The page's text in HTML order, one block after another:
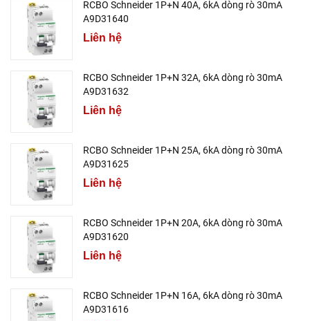
RCBO Schneider 1P+N 40A, 6kA dòng rò 30mA
A9D31640
Liên hệ
RCBO Schneider 1P+N 32A, 6kA dòng rò 30mA
A9D31632
Liên hệ
RCBO Schneider 1P+N 25A, 6kA dòng rò 30mA
A9D31625
Liên hệ
RCBO Schneider 1P+N 20A, 6kA dòng rò 30mA
A9D31620
Liên hệ
RCBO Schneider 1P+N 16A, 6kA dòng rò 30mA
A9D31616